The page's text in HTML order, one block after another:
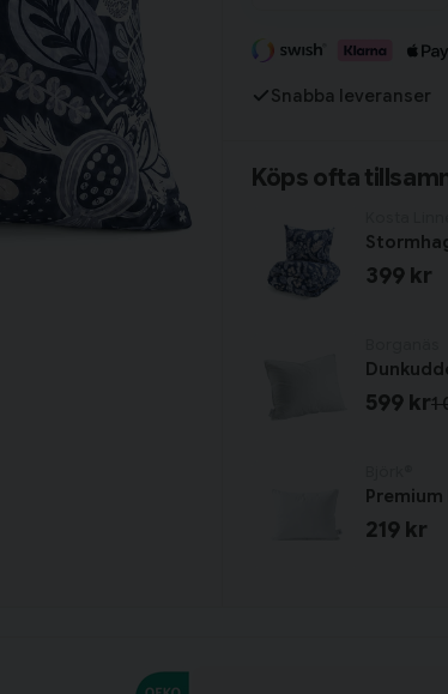
Snabba leveranser
Köps ofta
399 kr
1
599 kr
219 kr
Har du alla tillbehör?
Fortsätt handla